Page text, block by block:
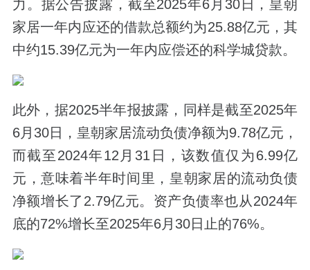
力。据公告披露，截至2025年6月30日，皇朝
家居一年内应还的借款总额约为25.88亿元，其
中约15.39亿元为一年内应偿还的科学城贷款。
此外，据2025半年报披露，同样是截至2025年
6月30日，皇朝家居流动负债净额为9.78亿元，
而截至2024年12月31日，该数值仅为6.99亿
元，意味着半年时间里，皇朝家居的流动负债
净额增长了2.79亿元。资产负债率也从2024年
底的72%增长至2025年6月30日止的76%。